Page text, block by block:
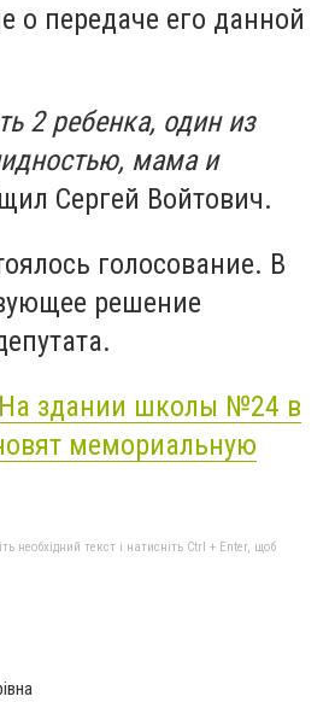
о передаче его данной
2 ребенка, один из
мама и
Сергей Войтович.
голосование. В
решение
На здании школы №24 в
мемориальную
необхідний текст і натисніть Ctrl + Enter, щоб